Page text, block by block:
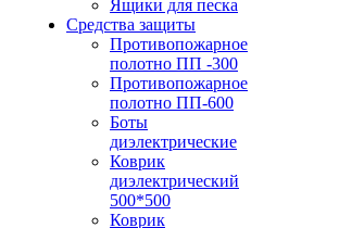
Ящики для песка
Средства защиты
Противопожарное
полотно ПП -300
Противопожарное
полотно ПП-600
Боты
диэлектрические
Коврик
диэлектрический
500*500
Коврик